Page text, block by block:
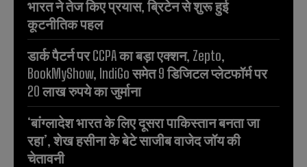
भारत ने तेज किए प्रयास, ब्रिटेन से शुरू हुई
कूटनीतिक पहल
डार्क पैटर्न पर CCPA का बड़ा एक्शन, Zepto,
BookMyShow, IndiGo समेत 9 डिजिटल प्लेटफॉर्म पर
20 लाख रुपये का जुर्माना
‘बांग्लादेश भारत के लिए दूसरा पाकिस्तान बनता जा
रहा’, शेख हसीना के बेटे साजीब वाजेद जॉय की
चेतावनी